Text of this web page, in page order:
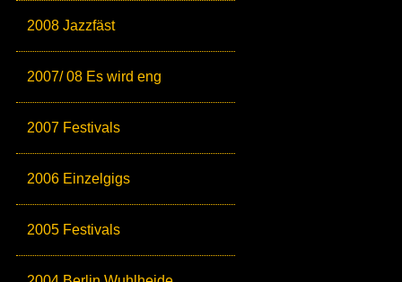
2008 Jazzfäst
2007/ 08 Es wird eng
2007 Festivals
2006 Einzelgigs
2005 Festivals